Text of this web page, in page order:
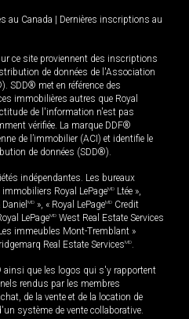
au Canada
Dernières inscriptions au
ce site proviennent des inscriptions
de données de l'Association
SDD® met en référence des
immobilières autres que Royal
de l'information n'est pas
vérifiée. La marque DDF®
de l’immobilier (ACI) et identifie le
de données (SDD®).
indépendantes. Les bureaux
Royal LePageMD Ltée »,
MD », « Royal LePageMD Credit
LePageMD West Real Estate Services
immeubles Mont-Tremblant »
Real Estate ServicesMD.
ainsi que les logos qui s'y rapportent
rendus par les membres
de la vente et de la location de
système de vente collaborative.